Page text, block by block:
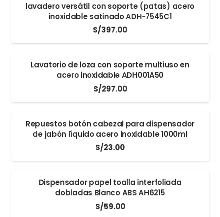
lavadero versátil con soporte (patas) acero
inoxidable satinado ADH-7545C1
S/397.00
Lavatorio de loza con soporte multiuso en
acero inoxidable ADH001A50
S/297.00
Repuestos botón cabezal para dispensador
de jabón líquido acero inoxidable 1000ml
S/23.00
Dispensador papel toalla interfoliada
dobladas Blanco ABS AH6215
S/59.00